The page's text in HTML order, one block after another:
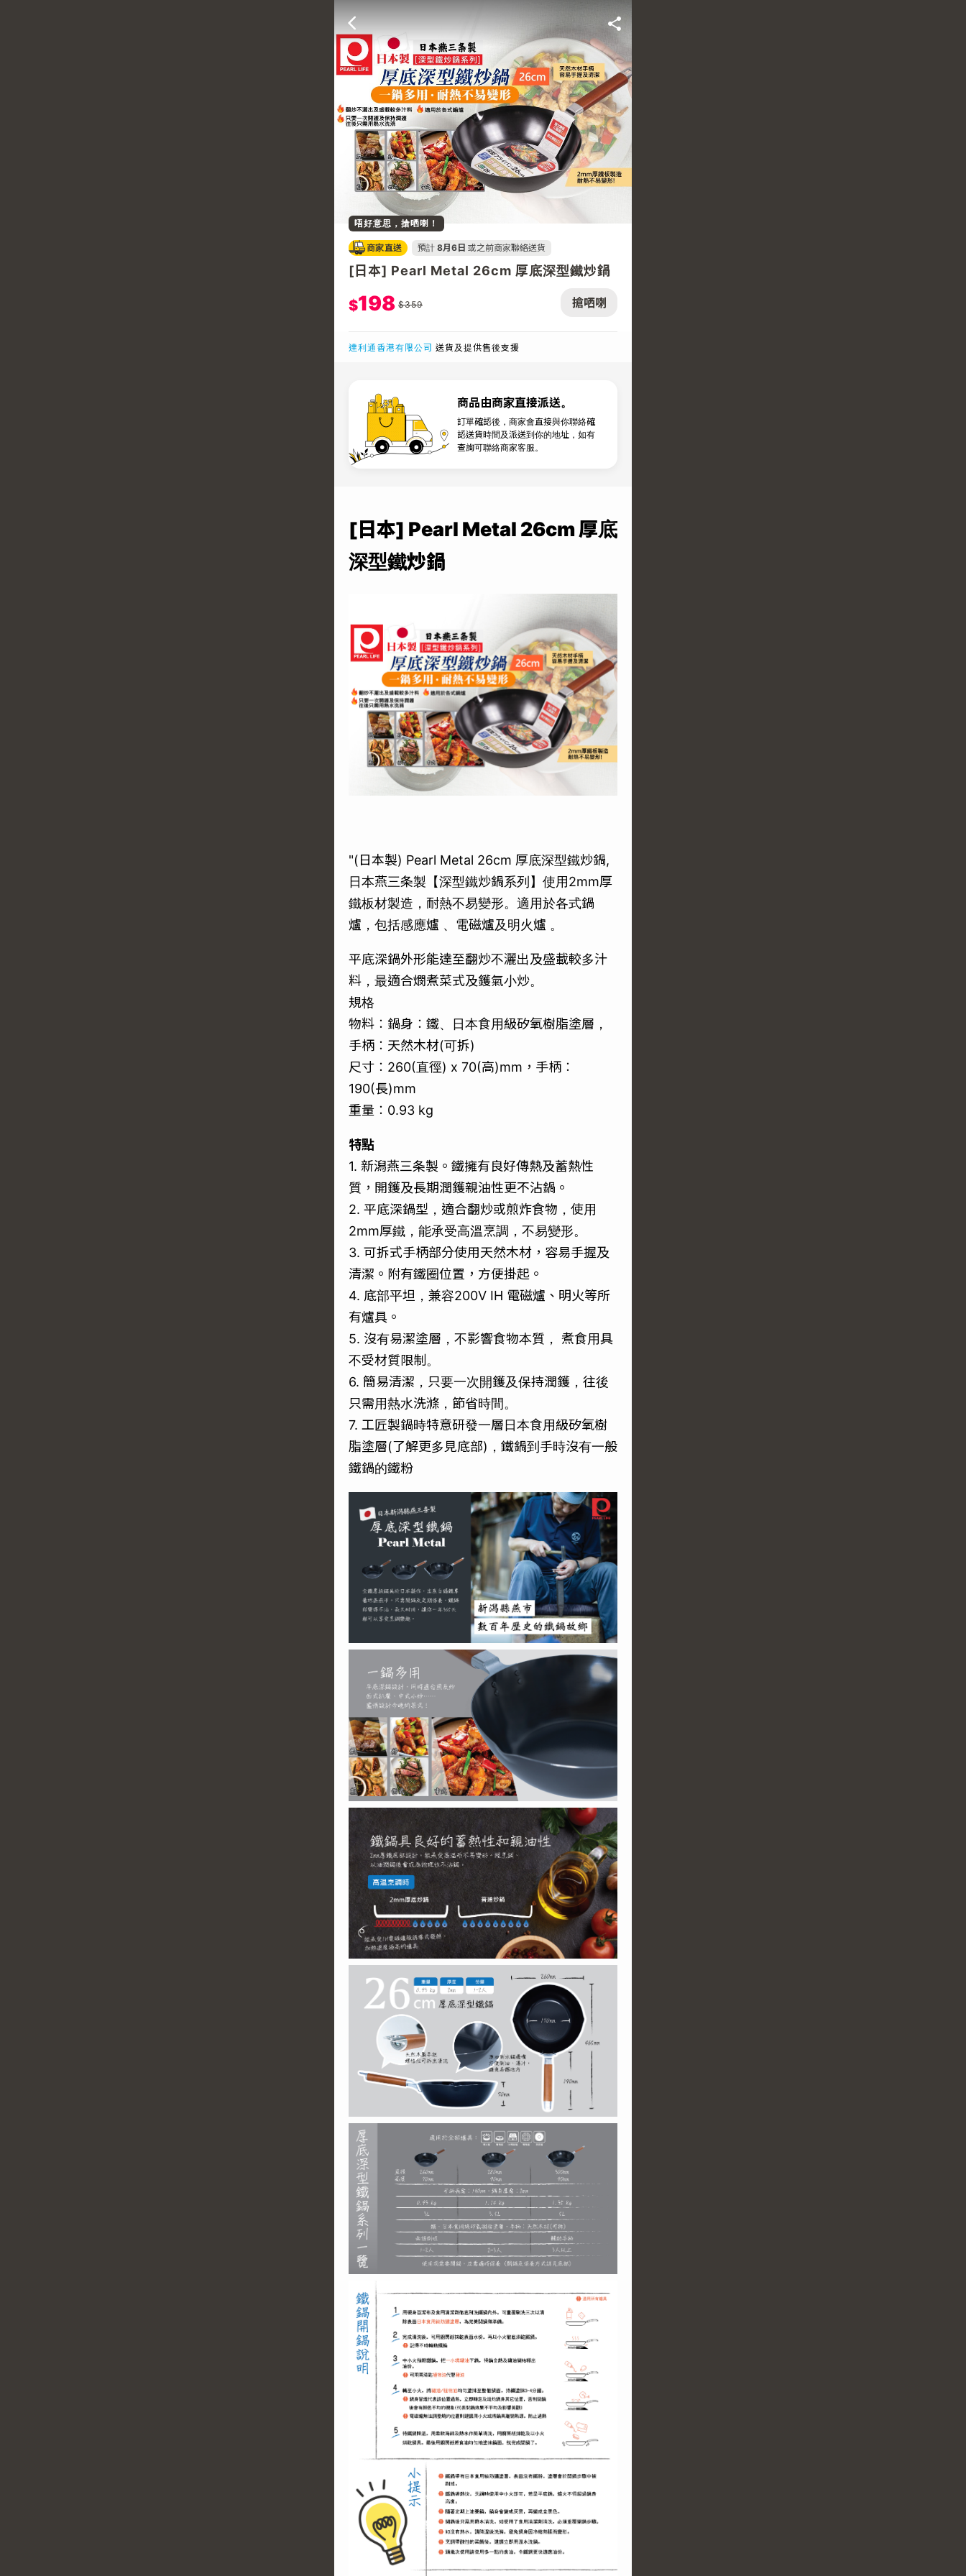
搶哂喇
唔好意思，搶哂喇！
商家直送 預計 8月6日 或之前商家聯絡送貨
[日本] Pearl Metal 26cm 厚底深型鐵炒鍋
$198 $359
達利通香港有限公司 送貨及提供售後支援
商品由商家直接派送。
訂單確認後，商家會直接與你聯絡確
認送貨時間及派送到你的地址，如有
查詢可聯絡商家客服。
[日本] Pearl Metal 26cm 厚底
深型鐵炒鍋
"(日本製) Pearl Metal 26cm 厚底深型鐵炒鍋,
日本燕三条製【深型鐵炒鍋系列】使用2mm厚
鐵板材製造，耐熱不易變形。適用於各式鍋
爐，包括感應爐 、電磁爐及明火爐 。
平底深鍋外形能達至翻炒不灑出及盛載較多汁
料，最適合燘煮菜式及鑊氣小炒。
規格
物料︰鍋身︰鐵、日本食用級矽氧樹脂塗層，
手柄︰天然木材(可拆)
尺寸︰260(直徑) x 70(高)mm，手柄︰
190(長)mm
重量︰0.93 kg
特點
1. 新潟燕三条製。鐵擁有良好傳熱及蓄熱性
質，開鑊及長期潤鑊親油性更不沾鍋。
2. 平底深鍋型，適合翻炒或煎炸食物，使用
2mm厚鐵，能承受高溫烹調，不易變形。
3. 可拆式手柄部分使用天然木材，容易手握及
清潔。附有鐵圈位置，方便掛起。
4. 底部平坦，兼容200V IH 電磁爐、明火等所
有爐具。
5. 沒有易潔塗層，不影響食物本質， 煮食用具
不受材質限制。
6. 簡易清潔，只要一次開鑊及保持潤鑊，往後
只需用熱水洗滌，節省時間。
7. 工匠製鍋時特意研發一層日本食用級矽氧樹
脂塗層(了解更多見底部)，鐵鍋到手時沒有一般
鐵鍋的鐵粉